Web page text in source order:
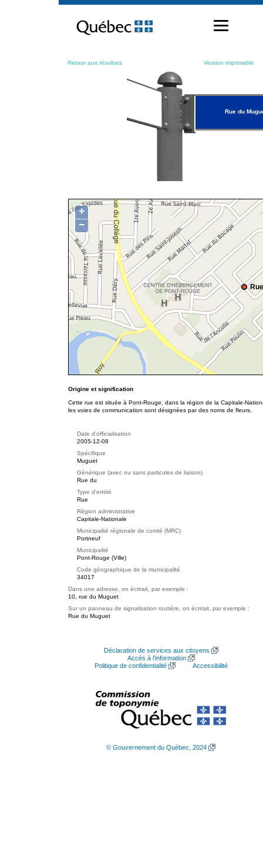
contenu
Retour aux résultats Version imprimable
Rue du
+
−
Origine et signification
Cette rue est située à Pont-Rouge, dans la région de la Capitale-
les voies de communication sont désignées par des noms de fleurs.
Date d'officialisation
2005-12-08
Spécifique
Muguet
Générique (avec ou sans particules de liaison)
Rue du
Type d'entité
Rue
Région administrative
Capitale-Nationale
Municipalité régionale de comté (MRC)
Portneuf
Municipalité
Pont-Rouge (Ville)
Code géographique de la municipalité
34017
Dans une adresse, on écrirait, par exemple :
10, rue du Muguet
Sur un panneau de signalisation routière, on écrirait, par exemple :
Rue du Muguet
Déclaration de services aux citoyens
Accès à l’information
Politique de confidentialité
Accessibilité
© Gouvernement du Québec, 2024